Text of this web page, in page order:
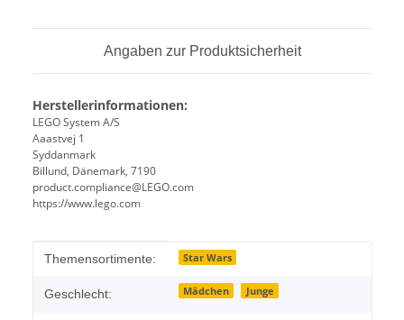
Angaben zur Produktsicherheit
Herstellerinformationen:
LEGO System A/S
Aaastvej 1
Syddanmark
Billund, Dänemark, 7190
product.compliance@LEGO.com
https://www.lego.com
Produkteigenschaft
Wert
Themensortimente: Star Wars
Geschlecht: Mädchen Junge